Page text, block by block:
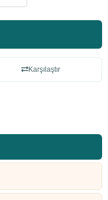
Karşılaştır